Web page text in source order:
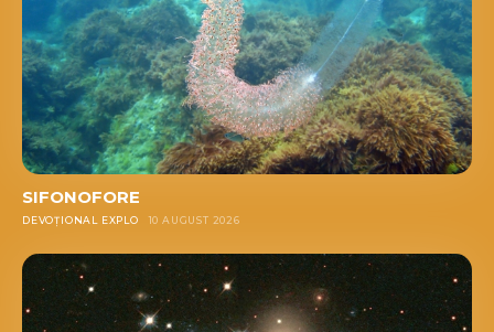
SIFONOFORE
DEVOȚIONAL EXPLO 10 AUGUST 2026